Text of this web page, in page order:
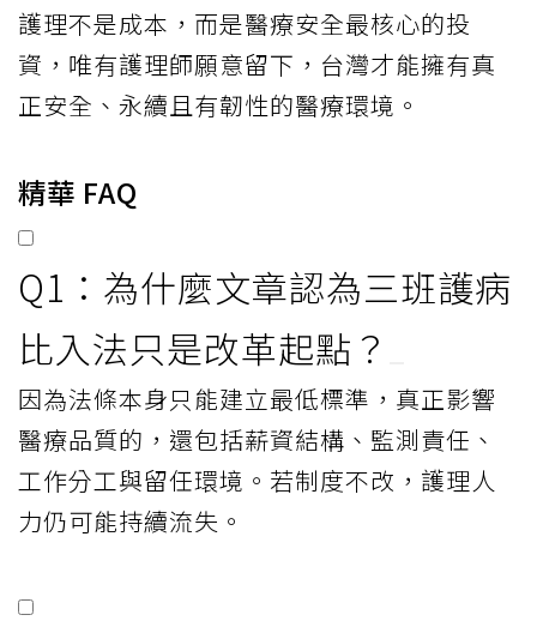
護理不是成本，而是醫療安全最核心的投
資，唯有護理師願意留下，台灣才能擁有真
正安全、永續且有韌性的醫療環境。
精華 FAQ
Q1：為什麼文章認為三班護病
比入法只是改革起點？
因為法條本身只能建立最低標準，真正影響
醫療品質的，還包括薪資結構、監測責任、
工作分工與留任環境。若制度不改，護理人
力仍可能持續流失。